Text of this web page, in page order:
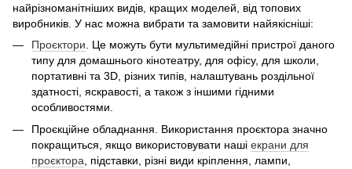
найрізноманітніших видів, кращих моделей, від топових
виробників. У нас можна вибрати та замовити найякісніші:
Проєктори . Це можуть бути мультимедійні пристрої даного
типу для домашнього кінотеатру, для офісу, для школи,
портативні та 3D, різних типів, налаштувань роздільної
здатності, яскравості, а також з іншими гідними
особливостями.
Проєкційне обладнання. Використання проєктора значно
покращиться, якщо використовувати наші екрани для
проєктора, підставки, різні види кріплення, лампи,